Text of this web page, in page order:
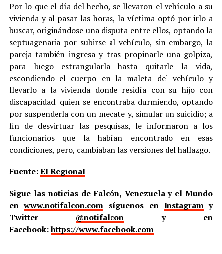
Por lo que el día del hecho, se llevaron el vehículo a su
vivienda y al pasar las horas, la víctima optó por irlo a
buscar, originándose una disputa entre ellos, optando la
septuagenaria por subirse al vehículo, sin embargo, la
pareja también ingresa y tras propinarle una golpiza,
para luego estrangularla hasta quitarle la vida,
escondiendo el cuerpo en la maleta del vehículo y
llevarlo a la vivienda donde residía con su hijo con
discapacidad, quien se encontraba durmiendo, optando
por suspenderla con un mecate y, simular un suicidio; a
fin de desvirtuar las pesquisas, le informaron a los
funcionarios que la habían encontrado en esas
condiciones, pero, cambiaban las versiones del hallazgo.
Fuente:El Regional
Sigue las noticias de Falcón, Venezuela y el Mundo
enwww.notifalcon.com síguenos en Instagramy
Twitter @notifalcony en
Facebook:https://www.facebook.com